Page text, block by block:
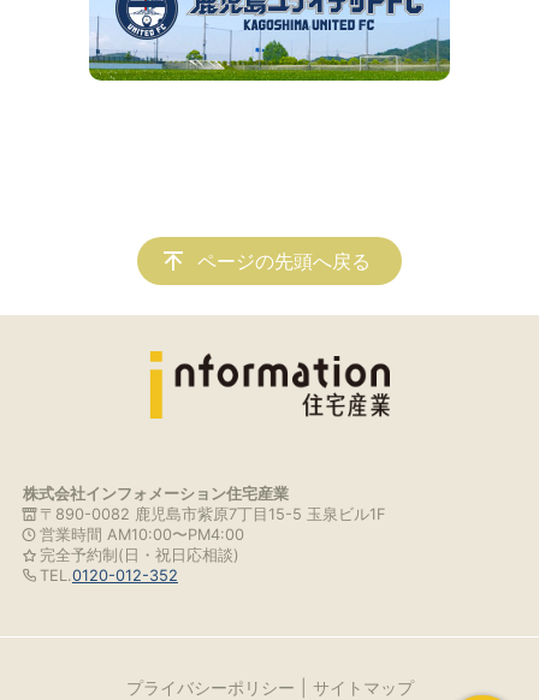
ページの先頭へ戻る
株式会社インフォメーション住宅産業
〒890-0082 鹿児島市紫原7丁目15-5 玉泉ビル1F
営業時間 AM10:00〜PM4:00
完全予約制(日・祝日応相談)
TEL.0120-012-352
プライバシーポリシー サイトマップ